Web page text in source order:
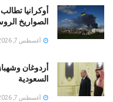
الصواريخ
أغسطس 7, 2026
أردوغان
السعودية
أغسطس 7, 2026